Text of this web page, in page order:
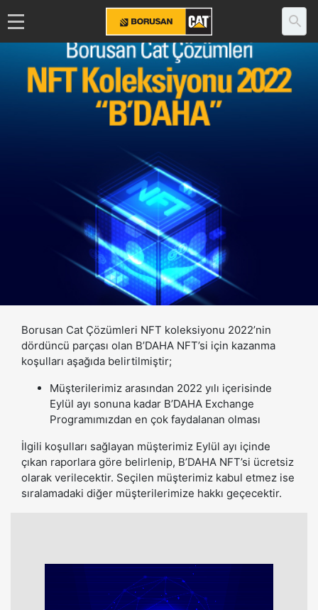
Borusan Cat Çözümleri NFT koleksiyonu 2022’nin
dördüncü parçası olan B’DAHA NFT’si için kazanma
koşulları aşağıda belirtilmiştir;
Müşterilerimiz arasından 2022 yılı içerisinde
Eylül ayı sonuna kadar B’DAHA Exchange
Programımızdan en çok faydalanan olması
İlgili koşulları sağlayan müşterimiz Eylül ayı içinde
çıkan raporlara göre belirlenip, B’DAHA NFT’si ücretsiz
olarak verilecektir. Seçilen müşterimiz kabul etmez ise
sıralamadaki diğer müşterilerimize hakkı geçecektir.